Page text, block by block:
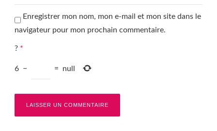
Enregistrer mon nom, mon e-mail et mon site dans le
navigateur pour mon prochain commentaire.
? *
6 − = null